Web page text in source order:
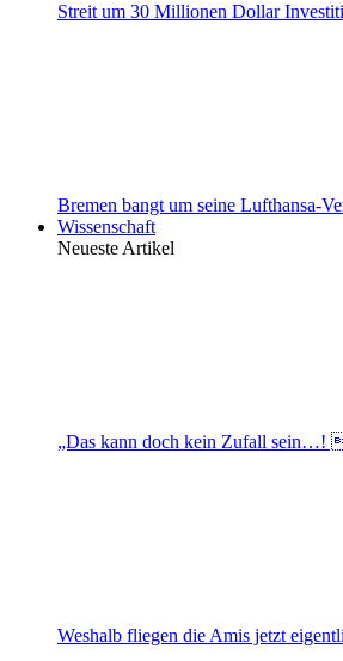
Streit um 30 Millionen Dollar
Bremen bangt um seine Lufthansa-
Wissenschaft
Neueste Artikel
„Das kann doch kein Zufall
Weshalb fliegen die Amis jetzt